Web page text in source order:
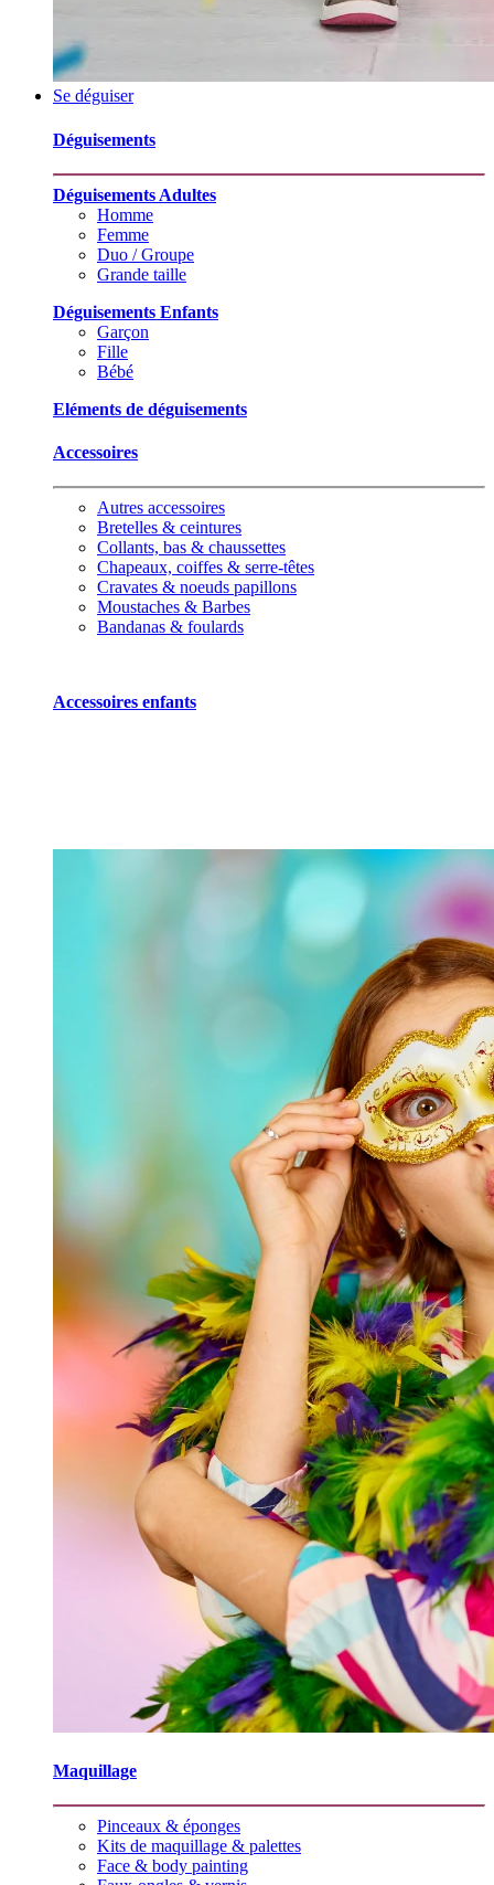
Se déguiser
Déguisements
Déguisements Adultes
Homme
Femme
Duo / Groupe
Grande taille
Déguisements Enfants
Garçon
Fille
Bébé
Eléments de déguisements
Accessoires
Autres accessoires
Bretelles & ceintures
Collants, bas & chaussettes
Chapeaux, coiffes & serre-têtes
Cravates & noeuds papillons
Moustaches & Barbes
Bandanas & foulards
Accessoires enfants
Maquillage
Pinceaux & éponges
Kits de maquillage & palettes
Face & body painting